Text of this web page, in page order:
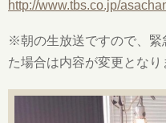
http://www.tbs.co.jp/
※朝の生放送ですので、緊
た場合は内容が変更となり